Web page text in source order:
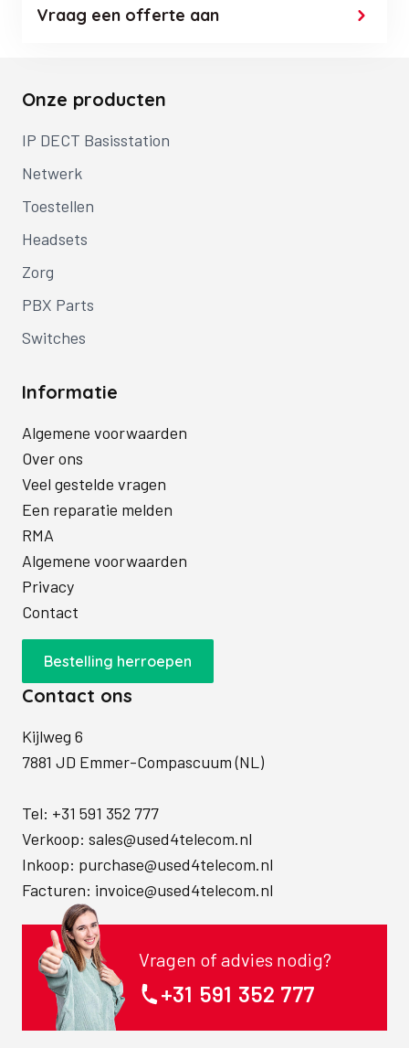
Vraag een offerte aan
Onze producten
IP DECT Basisstation
Netwerk
Toestellen
Headsets
Zorg
PBX Parts
Switches
Informatie
Algemene voorwaarden
Over ons
Veel gestelde vragen
Een reparatie melden
RMA
Algemene voorwaarden
Privacy
Contact
Bestelling herroepen
Contact ons
Kijlweg 6
7881 JD Emmer-Compascuum (NL)
Tel: +31 591 352 777
Verkoop: sales@used4telecom.nl
Inkoop: purchase@used4telecom.nl
Facturen: invoice@used4telecom.nl
Vragen of advies nodig?
+31 591 352 777